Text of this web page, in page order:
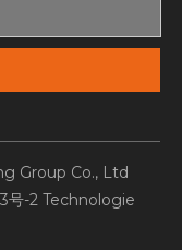
Group Co., Ltd
号-2 Technologie